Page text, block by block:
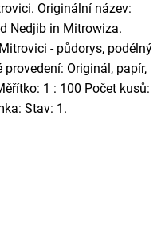
Originální název:
Nedjib in Mitrowiza.
- půdorys, podélný
Originál, papír,
1 : 100 Počet kusů:
Stav: 1.